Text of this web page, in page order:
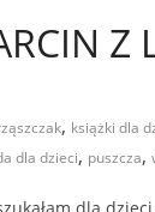
, książki dla
dla dzieci, puszcza,